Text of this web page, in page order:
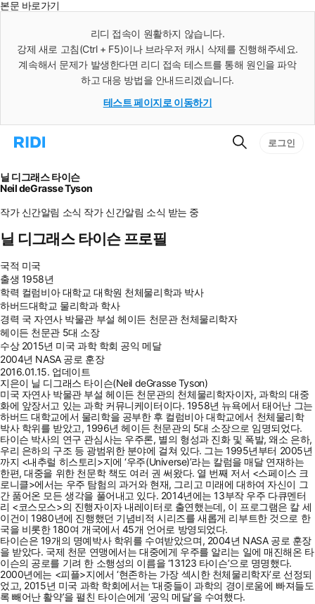
본문 바로가기
리디 접속이 원활하지 않습니다.
강제 새로 고침(Ctrl + F5)이나 브라우저 캐시 삭제를 진행해주세요.
계속해서 문제가 발생한다면 리디 접속 테스트를 통해 원인을 파악
하고 대응 방법을 안내드리겠습니다.
테스트 페이지로 이동하기
리
으
로
동
검
로그인
닐 디그래스 타이슨
Neil deGrasse Tyson
작가 신간알림 소식 작가 신간알림 소식 받는 중
닐 디그래스 타이슨 프로필
국적 미국
출생 1958년
학력 컬럼비아 대학교 대학원 천체물리학과 박사
하버드대학교 물리학과 학사
경력 국 자연사 박물관 부설 헤이든 천문관 천체물리학자
헤이든 천문관 5대 소장
수상 2015년 미국 과학 학회 공익 메달
2004년 NASA 공로 훈장
2016.01.15. 업데이트
지은이 닐 디그래스 타이슨(Neil deGrasse Tyson)
미국 자연사 박물관 부설 헤이든 천문관의 천체물리학자이자, 과학의 대중
화에 앞장서고 있는 과학 커뮤니케이터이다. 1958년 뉴욕에서 태어난 그는
하버드 대학교에서 물리학을 공부한 후 컬럼비아 대학교에서 천체물리학
박사 학위를 받았고, 1996년 헤이든 천문관의 5대 소장으로 임명되었다.
타이슨 박사의 연구 관심사는 우주론, 별의 형성과 진화 및 폭발, 왜소 은하,
우리 은하의 구조 등 광범위한 분야에 걸쳐 있다. 그는 1995년부터 2005년
까지 <내추럴 히스토리>지에 ‘우주(Universe)’라는 칼럼을 매달 연재하는
한편, 대중을 위한 천문학 책도 여러 권 써왔다. 열 번째 저서 <스페이스 크
로니클>에서는 우주 탐험의 과거와 현재, 그리고 미래에 대하여 자신이 그
간 품어온 모든 생각을 풀어내고 있다. 2014년에는 13부작 우주 다큐멘터
리 <코스모스>의 진행자이자 내레이터로 출연했는데, 이 프로그램은 칼 세
이건이 1980년에 진행했던 기념비적 시리즈를 새롭게 리부트한 것으로 한
국을 비롯한 180여 개국에서 45개 언어로 방영되었다.
타이슨은 19개의 명예박사 학위를 수여받았으며, 2004년 NASA 공로 훈장
을 받았다. 국제 천문 연맹에서는 대중에게 우주를 알리는 일에 매진해온 타
이슨의 공로를 기려 한 소행성의 이름을 ‘13123 타이슨’으로 명명했다.
2000년에는 <피플>지에서 ‘현존하는 가장 섹시한 천체물리학자’로 선정되
었고, 2015년 미국 과학 학회에서는 ‘대중들이 과학의 경이로움에 빠져들도
록 빼어난 활약’을 펼친 타이슨에게 ‘공익 메달’을 수여했다.